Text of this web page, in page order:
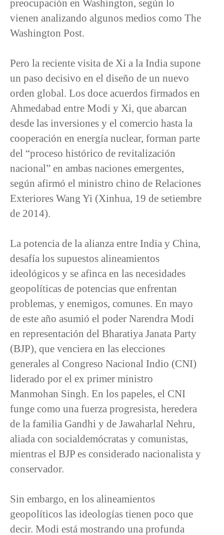
preocupación en Washington, según lo
vienen analizando algunos medios como The
Washington Post.
Pero la reciente visita de Xi a la India supone
un paso decisivo en el diseño de un nuevo
orden global. Los doce acuerdos firmados en
Ahmedabad entre Modi y Xi, que abarcan
desde las inversiones y el comercio hasta la
cooperación en energía nuclear, forman parte
del “proceso histórico de revitalización
nacional” en ambas naciones emergentes,
según afirmó el ministro chino de Relaciones
Exteriores Wang Yi (Xinhua, 19 de setiembre
de 2014).
La potencia de la alianza entre India y China,
desafía los supuestos alineamientos
ideológicos y se afinca en las necesidades
geopolíticas de potencias que enfrentan
problemas, y enemigos, comunes. En mayo
de este año asumió el poder Narendra Modi
en representación del Bharatiya Janata Party
(BJP), que venciera en las elecciones
generales al Congreso Nacional Indio (CNI)
liderado por el ex primer ministro
Manmohan Singh. En los papeles, el CNI
funge como una fuerza progresista, heredera
de la familia Gandhi y de Jawaharlal Nehru,
aliada con socialdemócratas y comunistas,
mientras el BJP es considerado nacionalista y
conservador.
Sin embargo, en los alineamientos
geopolíticos las ideologías tienen poco que
decir. Modi está mostrando una profunda